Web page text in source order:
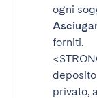
ogni
forniti.
privato,